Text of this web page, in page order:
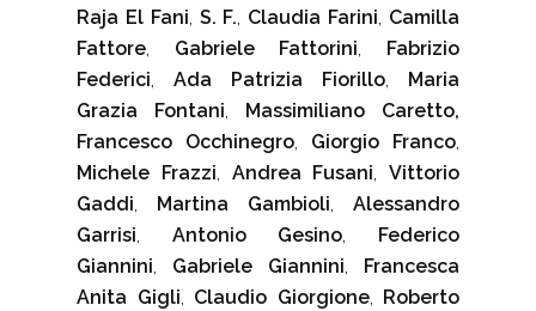
Raja El Fani, S. F., Claudia Farini, Camilla
Fattore, Gabriele Fattorini, Fabrizio
Federici, Ada Patrizia Fiorillo, Maria
Grazia Fontani, Massimiliano Caretto,
Francesco Occhinegro, Giorgio Franco,
Michele Frazzi, Andrea Fusani, Vittorio
Gaddi, Martina Gambioli, Alessandro
Garrisi, Antonio Gesino, Federico
Giannini, Gabriele Giannini, Francesca
Anita Gigli, Claudio Giorgione, Roberto